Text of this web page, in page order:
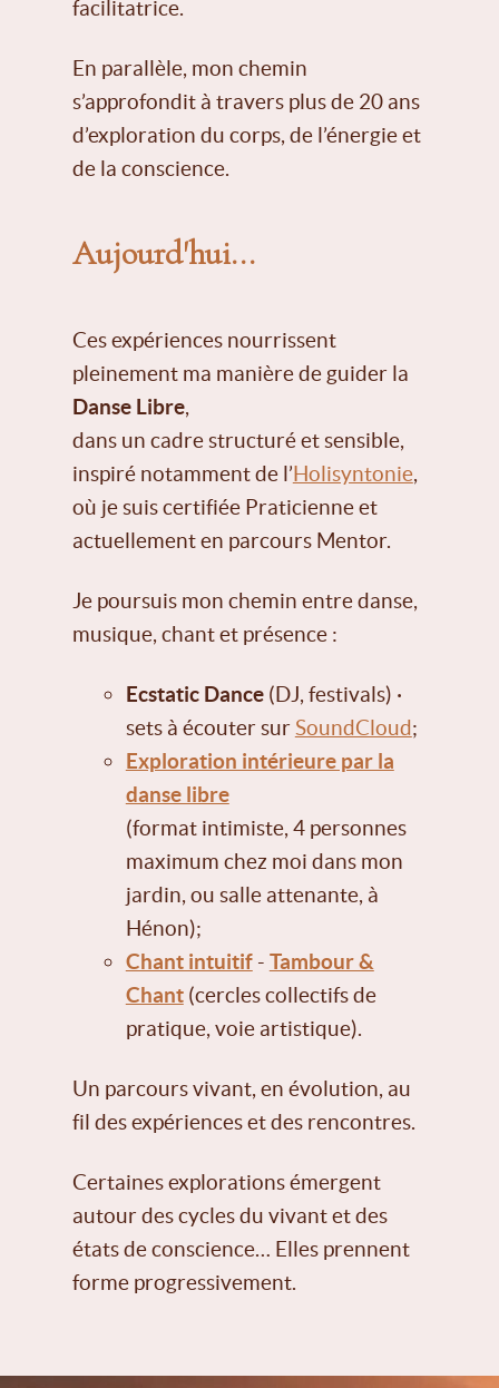
facilitatrice.
En parallèle, mon chemin
s’approfondit à travers plus de 20 ans
d’exploration du corps, de l’énergie et
de la conscience.
Aujourd'hui...
Ces expériences nourrissent
pleinement ma manière de guider la
Danse Libre,
dans un cadre structuré et sensible,
inspiré notamment de l’Holisyntonie,
où je suis certifiée Praticienne et
actuellement en parcours Mentor.
Je poursuis mon chemin entre danse,
musique, chant et présence :
Ecstatic Dance(DJ, festivals) ·
sets à écouter surSoundCloud;
Exploration intérieure par la
danse libre
(format intimiste, 4 personnes
maximum chez moi dans mon
jardin, ou salle attenante, à
Hénon);
Chant intuitif- Tambour &
Chant(cercles collectifs de
pratique, voie artistique).
Un parcours vivant, en évolution, au
fil des expériences et des rencontres.
Certaines explorations émergent
autour des cycles du vivant et des
états de conscience… Elles prennent
forme progressivement.